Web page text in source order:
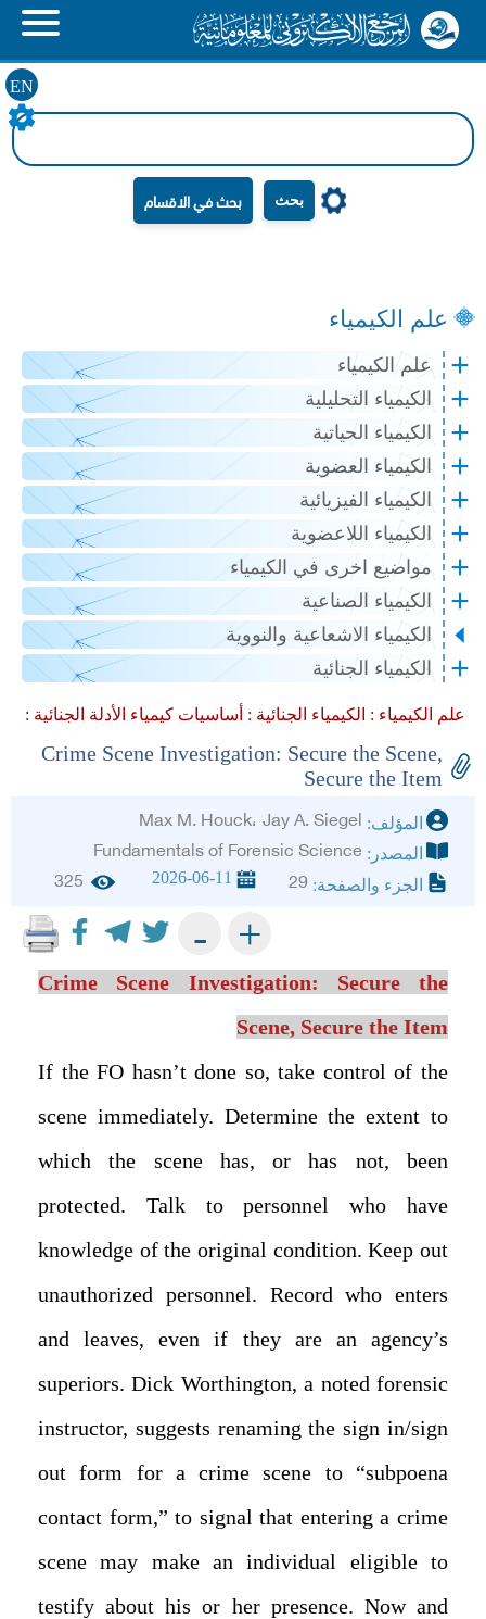
EN
بحث
علم الكيمياء
علم الكيمياء
الكيمياء التحليلية
الكيمياء الحياتية
الكيمياء العضوية
الكيمياء الفيزيائية
الكيمياء اللاعضوية
مواضيع اخرى في الكيمياء
الكيمياء الصناعية
الكيمياء الاشعاعية والنووية
الكيمياء الجنائية
علم الكيمياء : الكيمياء الجنائية : أساسيات كيمياء الأدلة الجنائية :
Crime Scene Investigation: Secure the Scene,
Secure the Item
المؤلف: Max M. Houck، Jay A. Siegel
المصدر: Fundamentals of Forensic Science
الجزء والصفحة: 29
2026-06-11
325
+
-
Crime Scene Investigation:
Secure the
Scene, Secure the Item
If the FO hasn’t done so, take control of the
scene immediately. Determine the extent to
which the scene has, or has not, been
protected. Talk to personnel who have
knowledge of the original condition. Keep out
unauthorized personnel. Record who enters
and leaves, even if they are an agency’s
superiors. Dick Worthington, a noted forensic
instructor, suggests renaming the sign in/sign
out form for a crime scene to “subpoena
contact form,” to signal that entering a crime
scene may make an individual eligible to
testify about his or her presence. Now and